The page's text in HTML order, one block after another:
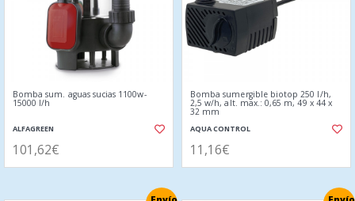
Bomba sum. aguas sucias 1100w-
15000 l/h
ALFAGREEN
101,62€
Bomba sumergible biotop 250 l/h,
2,5 w/h, alt. max.: 0,65 m, 49 x 44 x
32 mm
AQUA CONTROL
11,16€